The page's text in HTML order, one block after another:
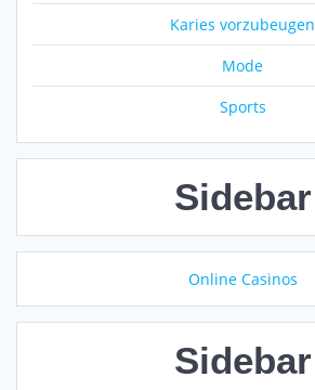
Karies vorzubeugen
Mode
Sports
Sidebar
Online Casinos
Sidebar